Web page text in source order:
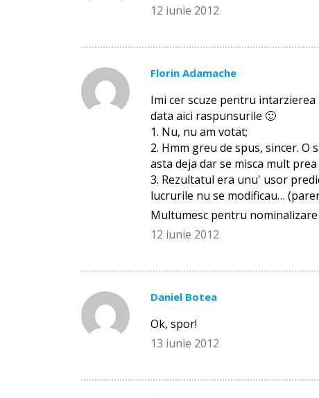
12 iunie 2012
Florin Adamache
Imi cer scuze pentru intarzierea
data aici raspunsurile 🙂
1. Nu, nu am votat;
2. Hmm greu de spus, sincer. O
asta deja dar se misca mult
3. Rezultatul era unu' usor
lucrurile nu se modificau…
Multumesc pentru
12 iunie 2012
Daniel Botea
Ok, spor!
13 iunie 2012